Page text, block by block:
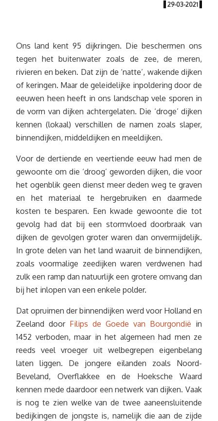
| 29-03-2021 |
Ons land kent 95 dijkringen. Die beschermen ons
tegen het buitenwater zoals de zee, de meren,
rivieren en beken. Dat zijn de ‘natte’, wakende dijken
of keringen. Maar de geleidelijke inpoldering door de
eeuwen heen heeft in ons landschap vele sporen in
de vorm van dijken achtergelaten. Die ‘droge’ dijken
kennen (lokaal) verschillen de namen zoals slaper,
binnendijken, middeldijken en meeldijken.
Voor de dertiende en veertiende eeuw had men de
gewoonte om die ‘droog’ geworden dijken, die voor
het ogenblik geen dienst meer deden weg te graven
en het materiaal te hergebruiken en daarmede
kosten te besparen. Een kwade gewoonte die tot
gevolg had dat bij een stormvloed doorbraak van
dijken de gevolgen groter waren dan onvermijdelijk.
In grote delen van het land waaruit de binnendijken,
zoals voormalige zeedijken waren verdwenen had
zulk een ramp dan natuurlijk een grotere omvang dan
bij het inlopen van een enkele polder.
Dat opruimen der binnendijken werd voor Holland en
Zeeland door Filips de Goede van Bourgondië in
1452 verboden, maar in het algemeen had men ze
reeds veel vroeger uit welbegrepen eigenbelang
laten liggen. De jongere eilanden zoals Noord-
Beveland, Overflakkee en de Hoeksche Waard
kennen mede daardoor een netwerk van dijken. Vaak
is nog te zien welke van de twee aaneensluitende
bedijkingen de jongste is, namelijk die aan de zijde